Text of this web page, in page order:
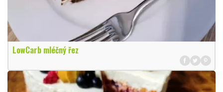
LowCarb mléčný řez